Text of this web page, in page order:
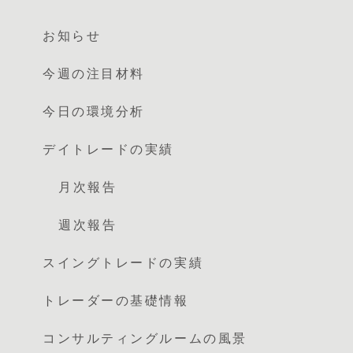
お知らせ
今週の注目材料
今日の環境分析
デイトレードの実績
月次報告
週次報告
スイングトレードの実績
トレーダーの基礎情報
コンサルティングルームの風景